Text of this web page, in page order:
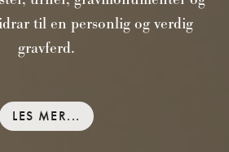
til en personlig og verdig
gravferd.
LES MER...